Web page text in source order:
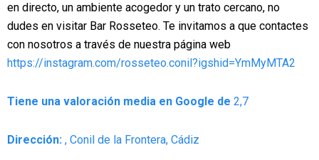
en directo, un ambiente acogedor y un trato cercano, no
dudes en visitar Bar Rosseteo. Te invitamos a que contactes
con nosotros a través de nuestra página web
https://instagram.com/rosseteo.conil?igshid=YmMyMTA2
Tiene una valoración media en Google de 2,7
Dirección: , Conil de la Frontera, Cádiz